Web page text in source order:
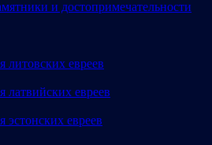
и достопримечательности
литовских евреев
латвийских евреев
эстонских евреев